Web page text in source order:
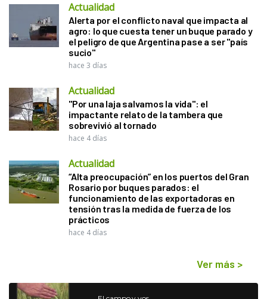
Actualidad
Alerta por el conflicto naval que impacta al
agro: lo que cuesta tener un buque parado y
el peligro de que Argentina pase a ser "país
sucio"
hace 3 días
Actualidad
"Por una laja salvamos la vida": el
impactante relato de la tambera que
sobrevivió al tornado
hace 4 días
Actualidad
“Alta preocupación” en los puertos del Gran
Rosario por buques parados: el
funcionamiento de las exportadoras en
tensión tras la medida de fuerza de los
prácticos
hace 4 días
Ver más >